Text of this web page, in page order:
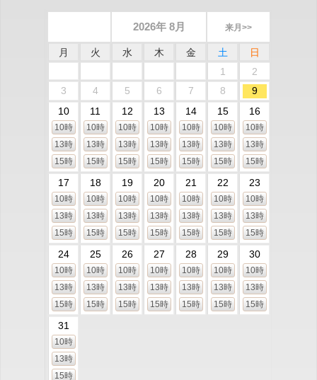
2026年 8月 来月>>
月 火 水 木 金 土
日
1
2
3
4 5 6 7 8
9
10
10時
13時
15時
11
10時
13時
15時
12
10時
13時
15時
13
10時
13時
15時
14
10時
13時
15時
15
10時
13時
15時
16
10時
13時
15時
17
10時
13時
15時
18
10時
13時
15時
19
10時
13時
15時
20
10時
13時
15時
21
10時
13時
15時
22
10時
13時
15時
23
10時
13時
15時
24
10時
13時
15時
25
10時
13時
15時
26
10時
13時
15時
27
10時
13時
15時
28
10時
13時
15時
29
10時
13時
15時
30
10時
13時
15時
31
10時
13時
15時